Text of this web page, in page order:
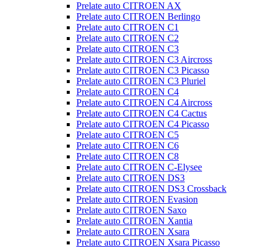
Prelate auto CITROEN AX
Prelate auto CITROEN Berlingo
Prelate auto CITROEN C1
Prelate auto CITROEN C2
Prelate auto CITROEN C3
Prelate auto CITROEN C3 Aircross
Prelate auto CITROEN C3 Picasso
Prelate auto CITROEN C3 Pluriel
Prelate auto CITROEN C4
Prelate auto CITROEN C4 Aircross
Prelate auto CITROEN C4 Cactus
Prelate auto CITROEN C4 Picasso
Prelate auto CITROEN C5
Prelate auto CITROEN C6
Prelate auto CITROEN C8
Prelate auto CITROEN C-Elysee
Prelate auto CITROEN DS3
Prelate auto CITROEN DS3 Crossback
Prelate auto CITROEN Evasion
Prelate auto CITROEN Saxo
Prelate auto CITROEN Xantia
Prelate auto CITROEN Xsara
Prelate auto CITROEN Xsara Picasso